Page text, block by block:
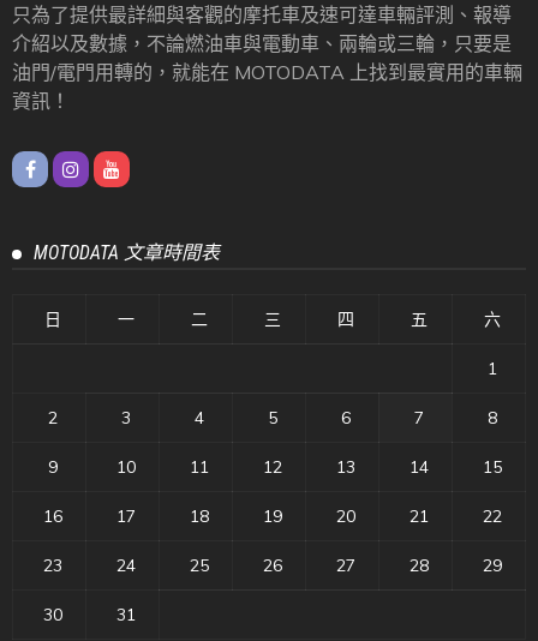
只為了提供最詳細與客觀的摩托車及速可達車輛評測、報導
介紹以及數據，不論燃油車與電動車、兩輪或三輪，只要是
油門/電門用轉的，就能在 MOTODATA 上找到最實用的車輛
資訊！
MOTODATA 文章時間表
日 一 二 三 四 五 六
1
2 3 4 5 6 7 8
9 10 11 12 13 14 15
16 17 18 19 20 21 22
23 24 25 26 27 28 29
30 31